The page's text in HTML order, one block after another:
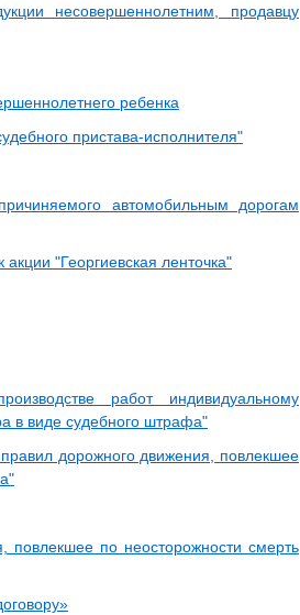
несовершеннолетним, продавцу
ребенка
пристава-исполнителя"
автомобильным дорогам
"Георгиевская ленточка"
работ индивидуальному
в виде судебного штрафа"
дорожного движения, повлекшее
по неосторожности смерть